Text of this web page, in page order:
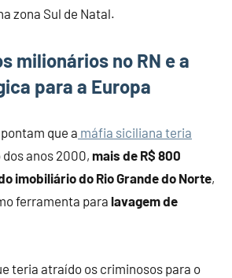
zona Sul de Natal.
milionários no RN e a
para a Europa
que a máfia siciliana teria
dos anos 2000, mais de R$ 800
imobiliário do Rio Grande do Norte,
ferramenta para lavagem de
teria atraído os criminosos para o